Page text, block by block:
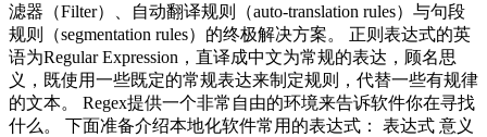
滤器（Filter）、自动翻译规则（auto-translation rules）与句段
规则（segmentation rules）的终极解决方案。 正则表达式的英
语为Regular Expression，直译成中文为常规的表达，顾名思
义，既使用一些既定的常规表达来制定规则，代替一些有规律
的文本。 Regex提供一个非常自由的环境来告诉软件你在寻找
什么。 下面准备介绍本地化软件常用的表达式： 表达式 意义